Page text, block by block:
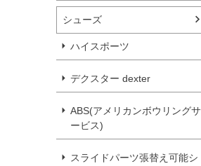
シューズ
ハイスポーツ
デクスター dexter
ABS(アメリカンボウリングサ
ービス)
スライドパーツ張替え可能シ